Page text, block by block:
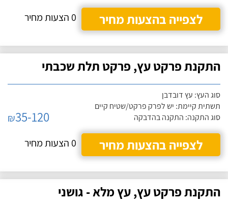
לצפייה בהצעות מחיר
0 הצעות מחיר
התקנת פרקט עץ, פרקט תלת שכבתי
סוג העץ: עץ דובדבן
תשתית קיימת: יש לפרק פרקט/שטיח קיים
סוג התקנה: התקנה בהדבקה
₪35-120
לצפייה בהצעות מחיר
0 הצעות מחיר
התקנת פרקט עץ, עץ מלא - גושני